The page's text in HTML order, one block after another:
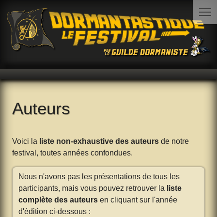
Auteurs
Voici la liste non-exhaustive des auteurs de notre
festival, toutes années confondues.
Nous n'avons pas les présentations de tous les
participants, mais vous pouvez retrouver la liste
complète des auteurs en cliquant sur l'année
d'édition ci-dessous :